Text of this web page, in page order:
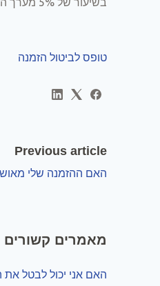
טופס לביטול הזמנה
Previous article
האם ההזמנה שלי
מאמרים קשורים
האם אני יכול לבטל את